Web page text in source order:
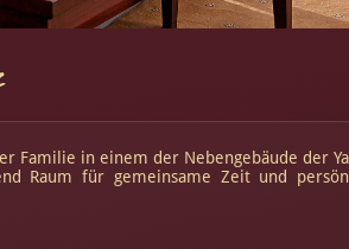
in einem der Nebengebäude der
Raum für gemeinsame Zeit und